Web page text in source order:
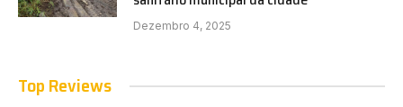
Dezembro 4, 2025
Top Reviews